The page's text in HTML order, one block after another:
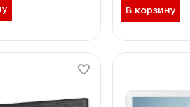
совместим с
домофоном
В корзину